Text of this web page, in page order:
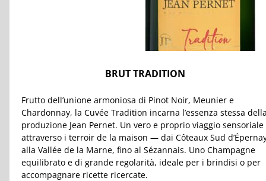
BRUT TRADITION
Frutto dell’unione armoniosa di Pinot Noir, Meunier e
Chardonnay, la Cuvée Tradition incarna l’essenza stessa
produzione Jean Pernet. Un vero e proprio viaggio sensoriale
attraverso i terroir de la maison — dai Côteaux Sud
alla Vallée de la Marne, fino al Sézannais. Uno Champagne
equilibrato e di grande regolarità, ideale per i brindisi o per
accompagnare ricette ricercate.